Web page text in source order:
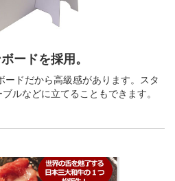
ードを採用。
ードだから高級感があります。スタ
ルなどに立てることもできます。